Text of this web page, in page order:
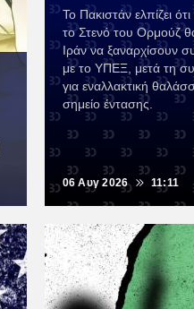
Το Πακιστάν ελπίζει
το Στενό του Ορμούζ
Ιράν να ξαναρχίσουν
με το ΥΠΕΞ, μετά τη
για εναλλακτική
σημείο έντασης.
06 Αυγ 2026 11:11